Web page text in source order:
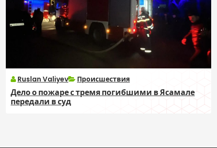
Ruslan Valiyev Происшествия
Дело о пожаре с тремя погибшими в Ясамале
передали в суд